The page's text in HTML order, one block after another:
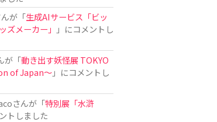
が「生成AIサービス「ビッ
ズメーカー」
」にコメントし
が「動き出す妖怪展 TOKYO
of Japan〜」にコメントし
さんが「特別展「水滸
トしました